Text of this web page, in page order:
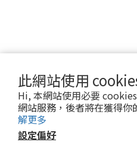
此網站使用
Hi, 本網站使用必要
網站服務，後者將在獲得你
解更多
設定偏好